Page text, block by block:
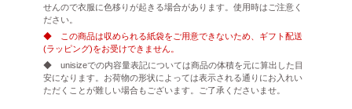
せんので衣服に色移りが起きる場合があります。使用時はご注意く
ださい。
◆ この商品は収められる紙袋をご用意できないため、ギフト配送
(ラッピング)をお受けできません。
◆ unisizeでの内容量表記については商品の体積を元に算出した目
安になります。お荷物の形状によっては表示される通りにお入れい
ただくことが難しい場合もございます。ご了承くださいませ。